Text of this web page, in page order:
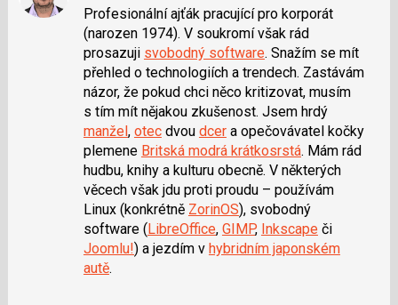
Profesionální ajťák pracující pro korporát
(narozen 1974). V soukromí však rád
prosazuji svobodný software. Snažím se mít
přehled o technologiích a trendech. Zastávám
názor, že pokud chci něco kritizovat, musím
s tím mít nějakou zkušenost. Jsem hrdý
manžel, otecdvou dcera opečovávatel kočky
plemene Britská modrá krátkosrstá. Mám rád
hudbu, knihy a kulturu obecně. V některých
věcech však jdu proti proudu – používám
Linux (konkrétně ZorinOS), svobodný
software (LibreOffice, GIMP, Inkscapeči
Joomlu!) a jezdím v hybridním japonském
autě.